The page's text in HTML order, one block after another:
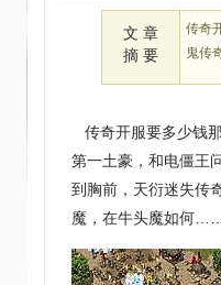
文 章
摘 要
传奇
鬼传
传奇开服要多少钱
第一土豪，和电僵王
到胸前，天衍迷失传
魔，在牛头魔如何